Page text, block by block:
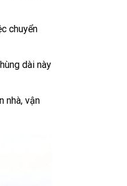
chuyển
dài này
nhà, vận